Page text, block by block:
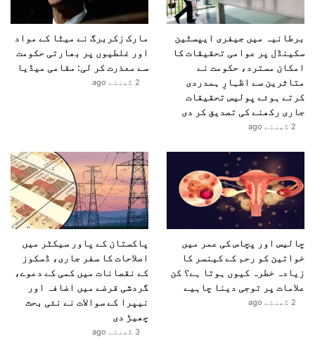
برطانیہ میں جیفری ایپسٹین
سکینڈل پر عوامی تحقیقات کا
امکان مسترد، حکومت نے
متاثرین سے اظہارِ ہمدردی
کرتے ہوئے پولیس تحقیقات
جاری رکھنے کی تصدیق کر دی
2 گھنٹے ago
مارک زکربرگ نے میٹا کے مواد
اور غلطیوں پر بھارتی حکومت
سے معذرت کر لی: مقامی میڈیا
2 گھنٹے ago
چالیس اور پچاس کی عمر میں
خواتین کو رحم کے کینسر کا
زیادہ خطرہ کیوں ہوتا ہے؟ کن
علامات پر توجی دینا چاہیے
2 گھنٹے ago
پاکستان کے پاور سیکٹر میں
اصلاحات کا سفر جاری، ڈسکوز
کے نقصانات میں کمی کے دعوے،
گردشی قرضے میں اضافہ اور
نیپرا کے سوالات نے نئی بحث
چھیڑ دی
3 گھنٹے ago